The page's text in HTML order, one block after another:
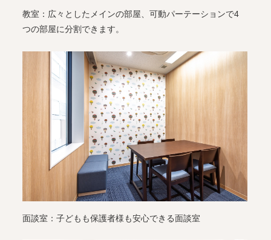
教室：広々としたメインの部屋、可動パーテーションで4
つの部屋に分割できます。
面談室：子どもも保護者様も安心できる面談室